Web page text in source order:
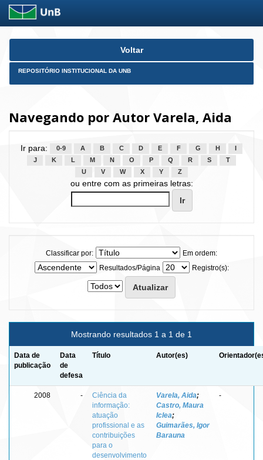
Skip
Voltar
REPOSITÓRIO INSTITUCIONAL DA UNB
Navegando por Autor Varela, Aida
Ir para: 0-9 A B C D E F G H
J
K L M N O P Q R S
T
U
V W X Y Z
ou entre com as primeiras letras:
Classificar por:
Em ordem:
Resultados/Página
Registro(s):
Mostrando resultados 1 a 1 de 1
Data de
publicação
Data
de
defesa
Título Autor(es)
2008 -
Ciência da
informação:
atuação
profissional e as
contribuições
para o
desenvolvimento
Varela, Aida;
Castro, Maura
Iclea;
Guimarães, Igor
Barauna
-